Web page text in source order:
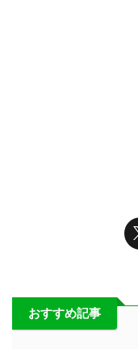
おすすめ記事